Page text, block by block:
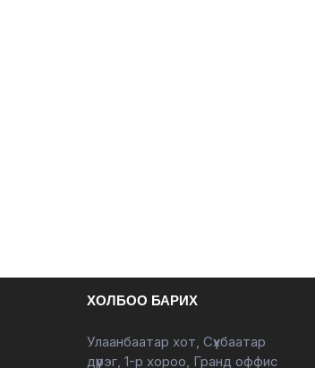
ХОЛБОО БАРИХ
Улаанбаатар хот, Сүхбаатар
дүүрэг, 1-р хороо, Гранд оффис